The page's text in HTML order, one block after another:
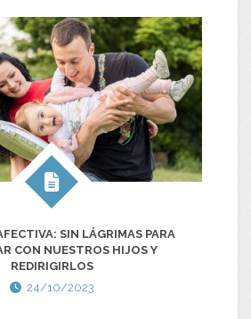
SIN LÁGRIMAS PARA
CON NUESTROS HIJOS Y
REDIRIGIRLOS
24/10/2023